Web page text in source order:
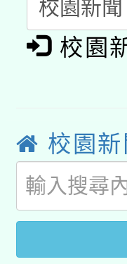
礎課程
A3數
「數
薪期
轉知
業技
用水
115年
桃園
開 智
2026
校園
校園